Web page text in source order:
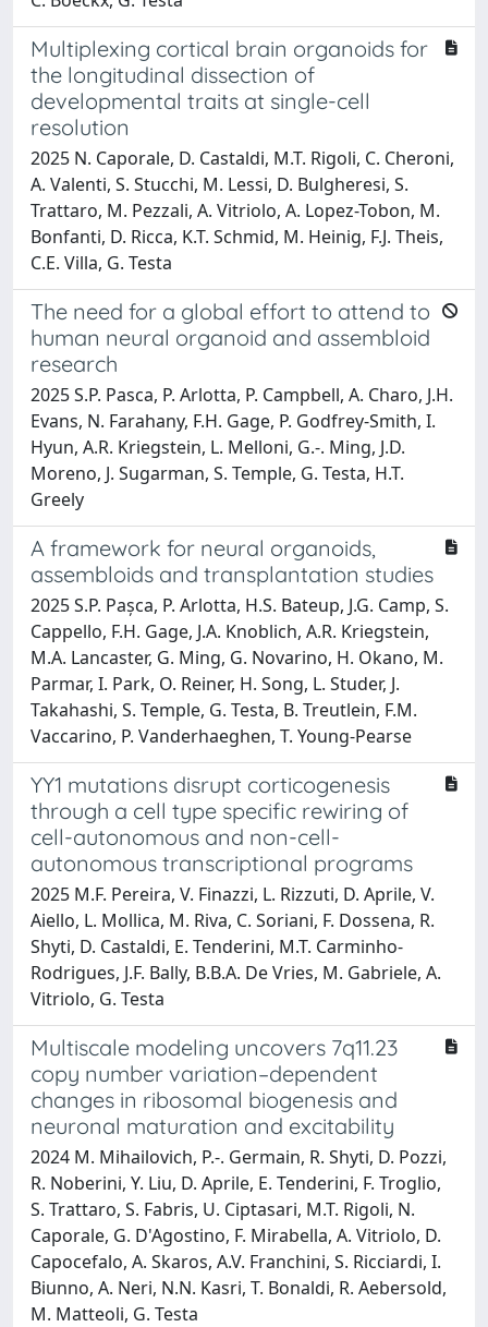
Multiplexing cortical brain organoids for
the longitudinal dissection of
developmental traits at single-cell
resolution
2025 N. Caporale, D. Castaldi, M.T. Rigoli, C. Cheroni,
A. Valenti, S. Stucchi, M. Lessi, D. Bulgheresi, S.
Trattaro, M. Pezzali, A. Vitriolo, A. Lopez-Tobon, M.
Bonfanti, D. Ricca, K.T. Schmid, M. Heinig, F.J. Theis,
C.E. Villa, G. Testa
The need for a global effort to attend to
human neural organoid and assembloid
research
2025 S.P. Pasca, P. Arlotta, P. Campbell, A. Charo, J.H.
Evans, N. Farahany, F.H. Gage, P. Godfrey-Smith, I.
Hyun, A.R. Kriegstein, L. Melloni, G.-. Ming, J.D.
Moreno, J. Sugarman, S. Temple, G. Testa, H.T.
Greely
A framework for neural organoids,
assembloids and transplantation studies
2025 S.P. Pașca, P. Arlotta, H.S. Bateup, J.G. Camp, S.
Cappello, F.H. Gage, J.A. Knoblich, A.R. Kriegstein,
M.A. Lancaster, G. Ming, G. Novarino, H. Okano, M.
Parmar, I. Park, O. Reiner, H. Song, L. Studer, J.
Takahashi, S. Temple, G. Testa, B. Treutlein, F.M.
Vaccarino, P. Vanderhaeghen, T. Young-Pearse
YY1 mutations disrupt corticogenesis
through a cell type specific rewiring of
cell-autonomous and non-cell-
autonomous transcriptional programs
2025 M.F. Pereira, V. Finazzi, L. Rizzuti, D. Aprile, V.
Aiello, L. Mollica, M. Riva, C. Soriani, F. Dossena, R.
Shyti, D. Castaldi, E. Tenderini, M.T. Carminho-
Rodrigues, J.F. Bally, B.B.A. De Vries, M. Gabriele, A.
Vitriolo, G. Testa
Multiscale modeling uncovers 7q11.23
copy number variation–dependent
changes in ribosomal biogenesis and
neuronal maturation and excitability
2024 M. Mihailovich, P.-. Germain, R. Shyti, D. Pozzi,
R. Noberini, Y. Liu, D. Aprile, E. Tenderini, F. Troglio,
S. Trattaro, S. Fabris, U. Ciptasari, M.T. Rigoli, N.
Caporale, G. D'Agostino, F. Mirabella, A. Vitriolo, D.
Capocefalo, A. Skaros, A.V. Franchini, S. Ricciardi, I.
Biunno, A. Neri, N.N. Kasri, T. Bonaldi, R. Aebersold,
M. Matteoli, G. Testa